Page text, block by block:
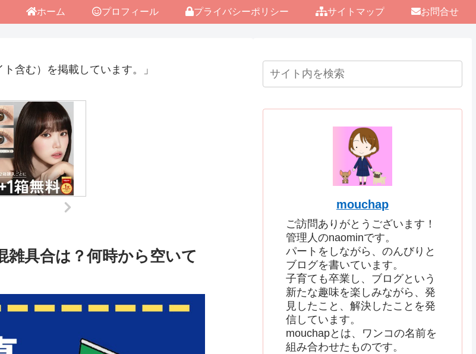
ホーム プロフィール プライバシーポリシー サイトマップ お問合せ
含む）を掲載しています。」
雑具合は？何時から空いて
mouchap
ご訪問ありがとうございます！
管理人のnaominです。
パートをしながら、のんびりと
ブログを書いています。
子育ても卒業し、ブログという
新たな趣味を楽しみながら、発
見したこと、解決したことを発
信しています。
mouchapとは、ワンコの名前を
組み合わせたものです。